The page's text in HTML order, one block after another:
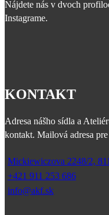
Nájdete nás v dvoch
Instagrame.
KONTAKT
Adresa nášho sídla a
kontakt. Mailová adresa
Mickiewiczova 2248/2,
+421 911 253 686
info@akf.sk